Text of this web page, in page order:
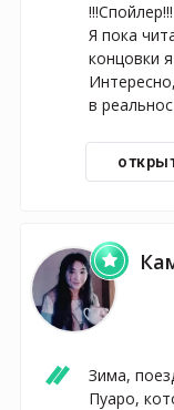
!!!Спойлер!!!
Я пока
концовки
в
Зима,
Пуаро,